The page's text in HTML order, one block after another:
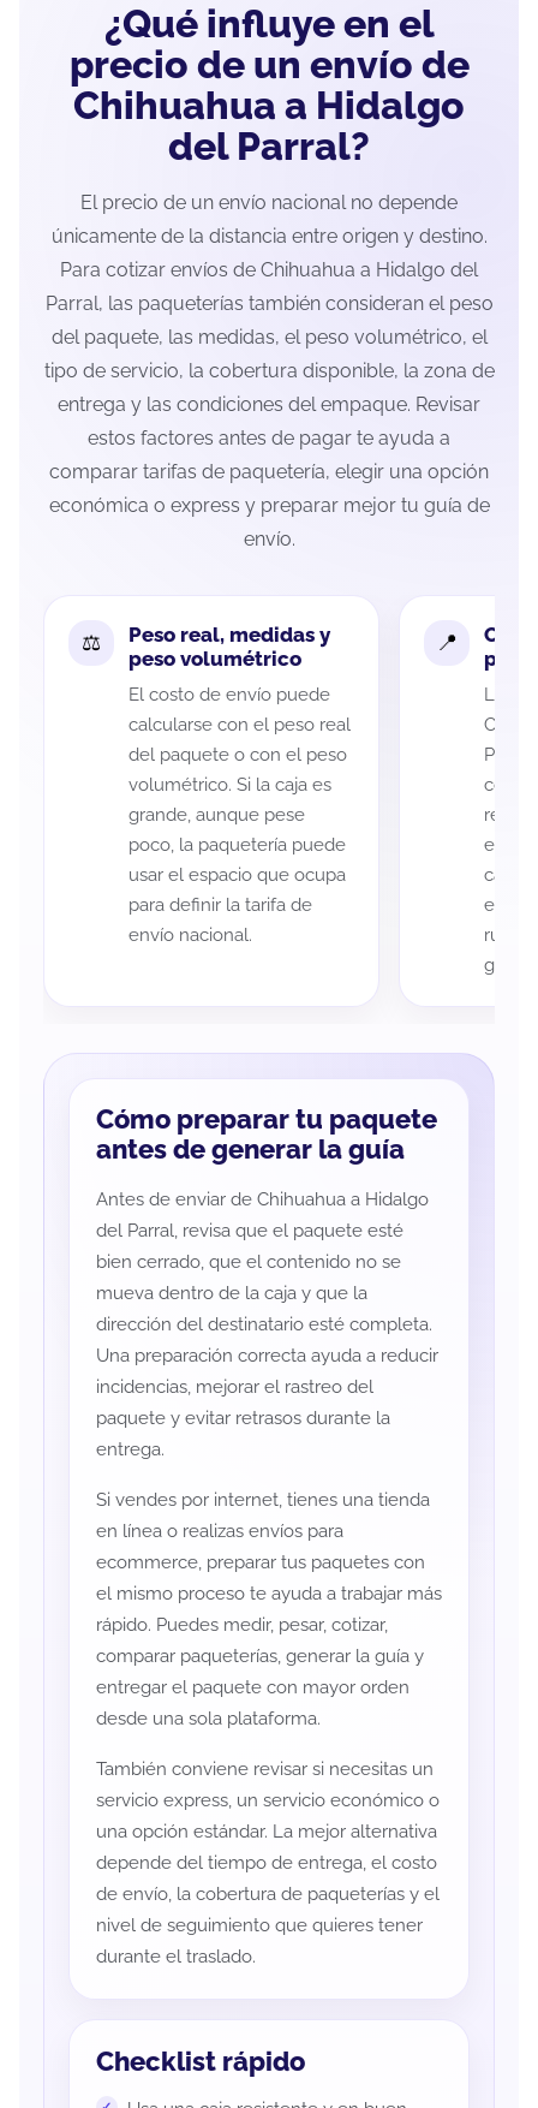
¿Qué influye en el
precio de un envío de
Chihuahua a Hidalgo
del Parral?
El precio de un envío nacional no depende
únicamente de la distancia entre origen y destino.
Para cotizar envíos de Chihuahua a Hidalgo del
Parral, las paqueterías también consideran el peso
del paquete, las medidas, el peso volumétrico, el
tipo de servicio, la cobertura disponible, la zona de
entrega y las condiciones del empaque. Revisar
estos factores antes de pagar te ayuda a
comparar tarifas de paquetería, elegir una opción
económica o express y preparar mejor tu guía de
envío.
Peso real, medidas y
peso volumétrico
El costo de envío puede
calcularse con el peso real
del paquete o con el peso
volumétrico. Si la caja es
grande, aunque pese
poco, la paquetería puede
usar el espacio que ocupa
para definir la tarifa de
envío nacional.
La
cada
es
ruta
guía
Cómo preparar tu paquete
antes de generar la guía
Antes de enviar de Chihuahua a Hidalgo
del Parral, revisa que el paquete esté
bien cerrado, que el contenido no se
mueva dentro de la caja y que la
dirección del destinatario esté completa.
Una preparación correcta ayuda a reducir
incidencias, mejorar el rastreo del
paquete y evitar retrasos durante la
entrega.
Si vendes por internet, tienes una tienda
en línea o realizas envíos para
ecommerce, preparar tus paquetes con
el mismo proceso te ayuda a trabajar más
rápido. Puedes medir, pesar, cotizar,
comparar paqueterías, generar la guía y
entregar el paquete con mayor orden
desde una sola plataforma.
También conviene revisar si necesitas un
servicio express, un servicio económico o
una opción estándar. La mejor alternativa
depende del tiempo de entrega, el costo
de envío, la cobertura de paqueterías y el
nivel de seguimiento que quieres tener
durante el traslado.
Checklist rápido